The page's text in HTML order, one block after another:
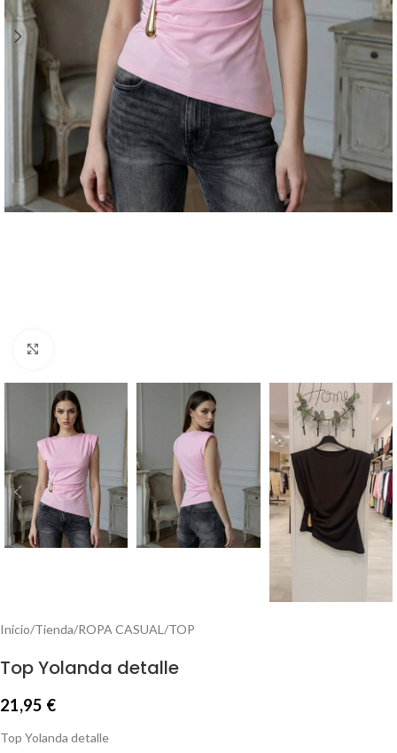
Inicio/Tienda/ROPA CASUAL /TOP
Top Yolanda detalle
21,95 €
Top Yolanda detalle